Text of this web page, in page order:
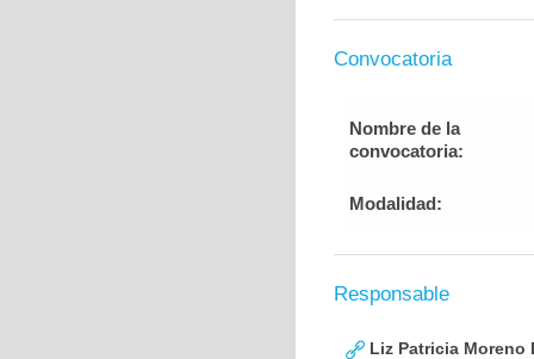
Convocatoria
Nombre de la
convocatoria:
Modalidad:
Responsable
Liz Patricia Moreno